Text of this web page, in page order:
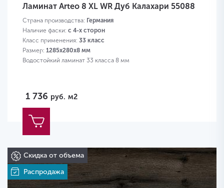
Ламинат Arteo 8 XL WR Дуб Калахари 55088
Страна производства: Германия
Наличие фаски: с 4-х сторон
Класс применения: 33 класс
Размер: 1285х280х8 мм
Водостойкий ламинат 33 класса 8 мм
1 736 руб. м2
Скидка от объема
Распродажа